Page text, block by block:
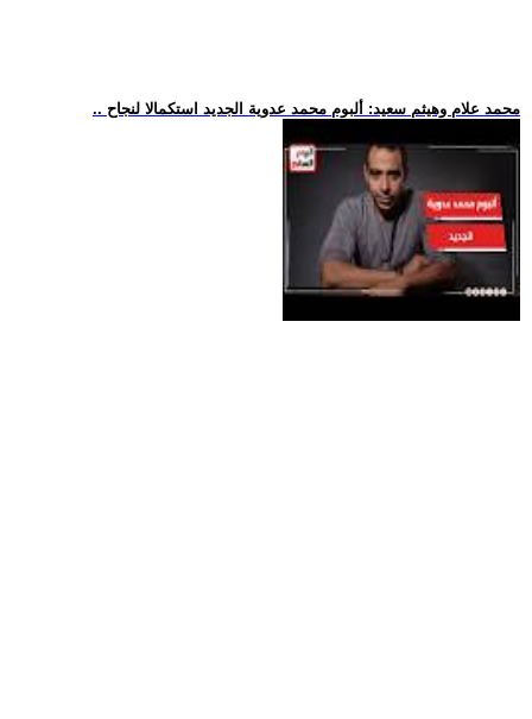
.. محمد علام وهيثم سعيد: ألبوم محمد عدوية الجديد استكمالا لنجاح